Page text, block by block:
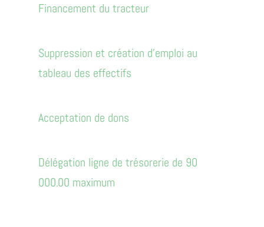
Financement du tracteur
Suppression et création d'emploi au
tableau des effectifs
Acceptation de dons
Délégation ligne de trésorerie de 90
000.00 maximum